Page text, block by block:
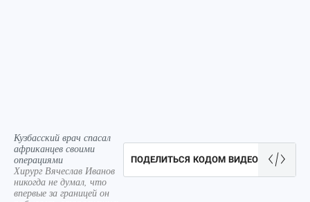
Кузбасский врач спасал
африканцев своими
операциями
Хирург Вячеслав Иванов
никогда не думал, что
впервые за границей он
ПОДЕЛИТЬСЯ КОДОМ ВИДЕО